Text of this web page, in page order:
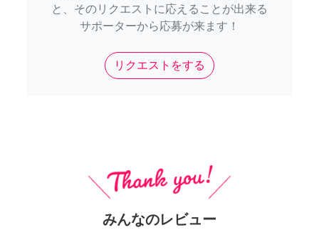
と、そのリクエストに応えることが出来る
サポーターから応募が来ます！
リクエストをする
みんなのレビュー